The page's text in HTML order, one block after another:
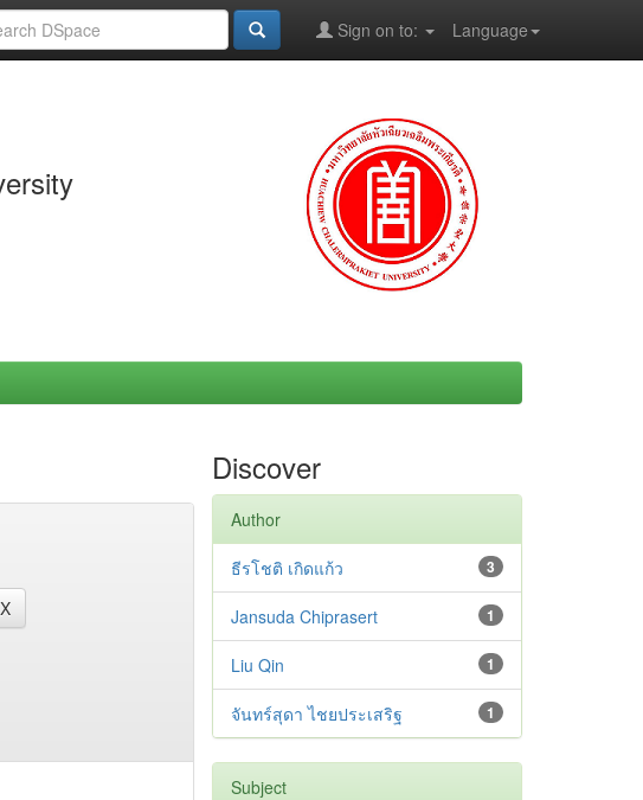
Language
Sign on to:
Discover
Author
3
ธีรโชติ เกิดแก้ว
1
Jansuda Chiprasert
1
Liu Qin
1
จันทร์สุดา ไชยประเสริฐ
Subject